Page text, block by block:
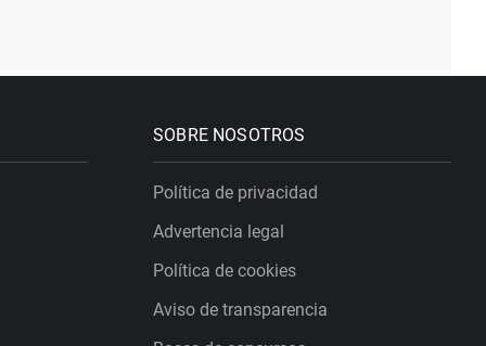
SOBRE NOSOTROS
Política de privacidad
Advertencia legal
Política de cookies
Aviso de transparencia